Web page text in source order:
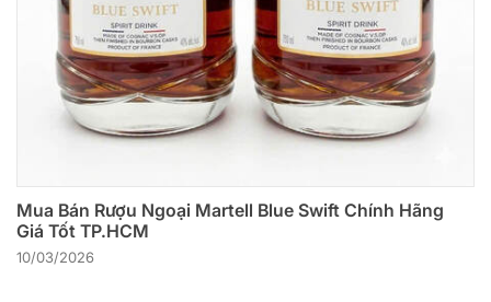
Mua Bán Rượu Ngoại Martell Blue Swift Chính Hãng
Giá Tốt TP.HCM
10/03/2026